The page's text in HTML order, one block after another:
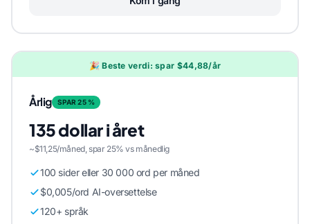
🎉 Beste verdi: spar $44,88/år
Årlig SPAR 25 %
135 dollar i året
~$11,25/måned, spar 25% vs månedlig
100 sider eller 30 000 ord per måned
$0,005/ord AI-oversettelse
120+ språk